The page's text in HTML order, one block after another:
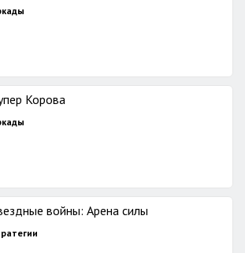
Корова
войны: Арена силы